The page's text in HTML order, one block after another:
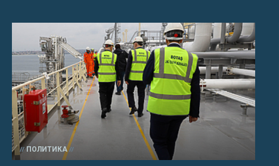
ПОЛИТИКА